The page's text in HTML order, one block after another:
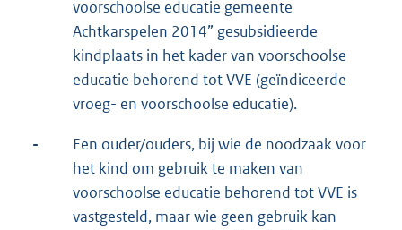
voorschoolse educatie gemeente
Achtkarspelen 2014” gesubsidieerde
kindplaats in het kader van voorschoolse
educatie behorend tot VVE (geïndiceerde
vroeg- en voorschoolse educatie).
-
Een ouder/ouders, bij wie de noodzaak voor
het kind om gebruik te maken van
voorschoolse educatie behorend tot VVE is
vastgesteld, maar wie geen gebruik kan